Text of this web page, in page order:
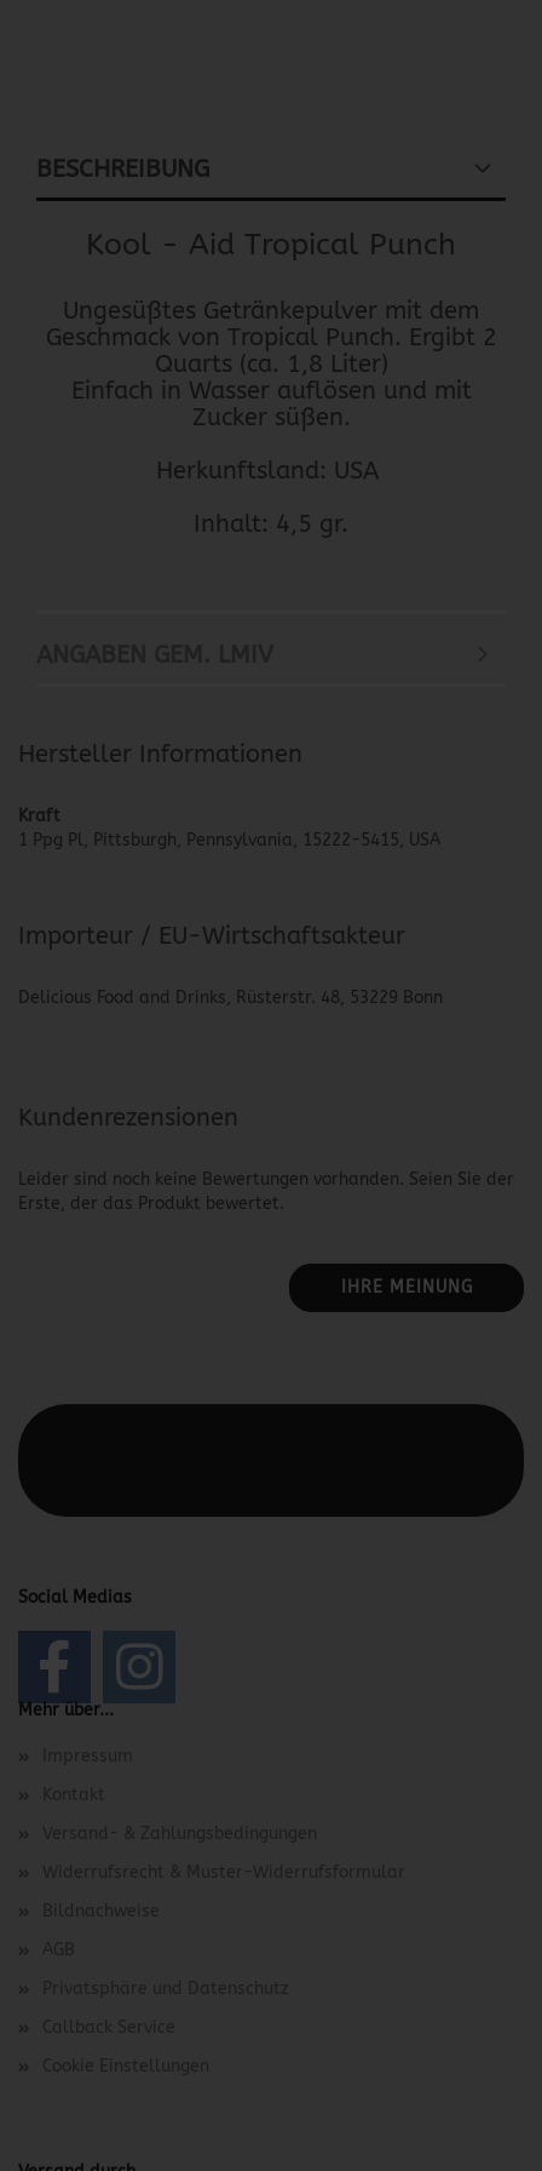
BESCHREIBUNG
Kool - Aid Tropical Punch
Ungesüßtes Getränkepulver mit dem
Geschmack von Tropical Punch. Ergibt 2
Quarts (ca. 1,8 Liter)
Einfach in Wasser auflösen und mit
Zucker süßen.
Herkunftsland: USA ​
Inhalt: 4,5 gr.
Hersteller Informationen
Kraft
1 Ppg Pl, Pittsburgh, Pennsylvania, 15222-5415, USA
Importeur / EU-Wirtschaftsakteur
Delicious Food and Drinks, Rüsterstr. 48, 53229 Bonn
Kundenrezensionen
Leider sind noch keine Bewertungen vorhanden. Seien Sie der
Erste, der das Produkt bewertet.
IHRE MEINUNG
Social Medias
Mehr über...
Impressum
Kontakt
Versand- & Zahlungsbedingungen
Widerrufsrecht & Muster-Widerrufsformular
Bildnachweise
AGB
Privatsphäre und Datenschutz
Callback Service
Cookie Einstellungen